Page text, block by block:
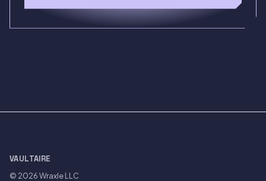
VAULTAIRE
© 2026Wraxle LLC